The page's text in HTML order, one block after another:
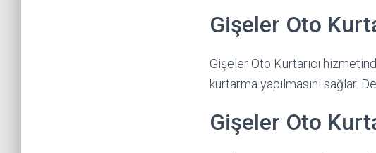
Gişeler Oto
Gişeler Oto Kurtarıcı
kurtarma yapılmasını sağlar.
Gişeler Oto